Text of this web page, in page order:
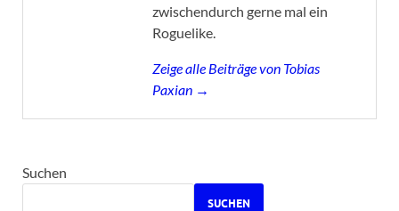
zwischendurch gerne mal ein
Roguelike.
Zeige alle Beiträge von Tobias
Paxian →
Suchen
SUCHEN